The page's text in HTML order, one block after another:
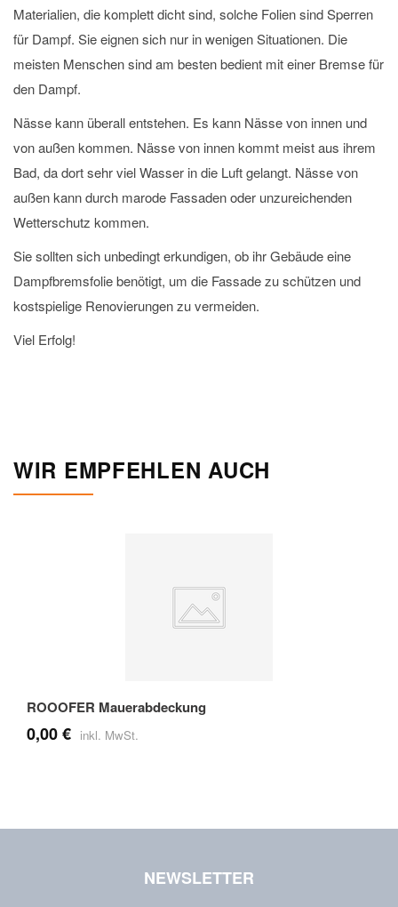
Materialien, die komplett dicht sind, solche Folien sind Sperren
für Dampf. Sie eignen sich nur in wenigen Situationen. Die
meisten Menschen sind am besten bedient mit einer Bremse für
den Dampf.
Nässe kann überall entstehen. Es kann Nässe von innen und
von außen kommen. Nässe von innen kommt meist aus ihrem
Bad, da dort sehr viel Wasser in die Luft gelangt. Nässe von
außen kann durch marode Fassaden oder unzureichenden
Wetterschutz kommen.
Sie sollten sich unbedingt erkundigen, ob ihr Gebäude eine
Dampfbremsfolie benötigt, um die Fassade zu schützen und
kostspielige Renovierungen zu vermeiden.
Viel Erfolg!
WIR EMPFEHLEN AUCH
ROOOFER Mauerabdeckung
0,00 €
NEWSLETTER